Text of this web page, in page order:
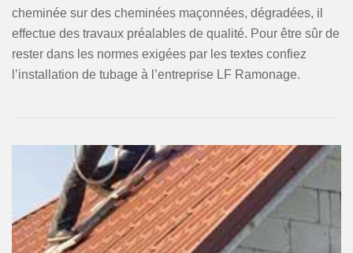
cheminée sur des cheminées maçonnées, dégradées, il
effectue des travaux préalables de qualité. Pour être sûr de
rester dans les normes exigées par les textes confiez
l’installation de tubage à l’entreprise LF Ramonage.